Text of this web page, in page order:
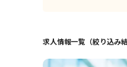
求人情報一覧（絞り込み結